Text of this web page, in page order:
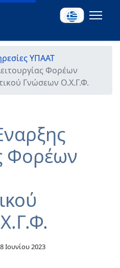
ΥΠΑΑΤ
Φορέων
Γνώσεων Ο.Χ.Γ.Φ.
Φορέων
Ιουνίου 2023